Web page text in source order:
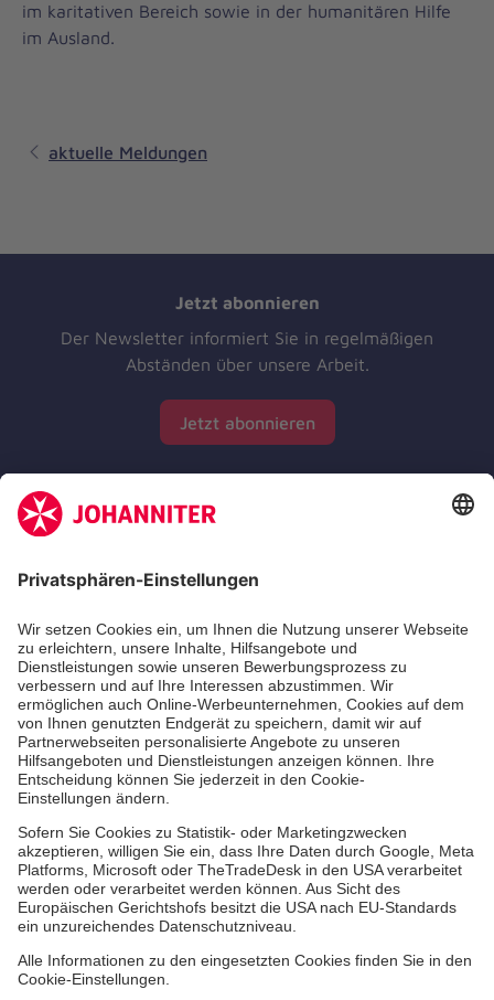
im karitativen Bereich sowie in der humanitären Hilfe
im Ausland.
aktuelle Meldungen
Jetzt abonnieren
Der Newsletter informiert Sie in regelmäßigen
Abständen über unsere Arbeit.
Jetzt abonnieren
Zertifizierung der Johanniter-Unfall-Hilfe e.V.
Die Johanniter GmbH führt das Spendenzertifikat
des Deutschen Spendenrats e.V.
Dienste & Leistungen
Mitarbeiten & Lernen